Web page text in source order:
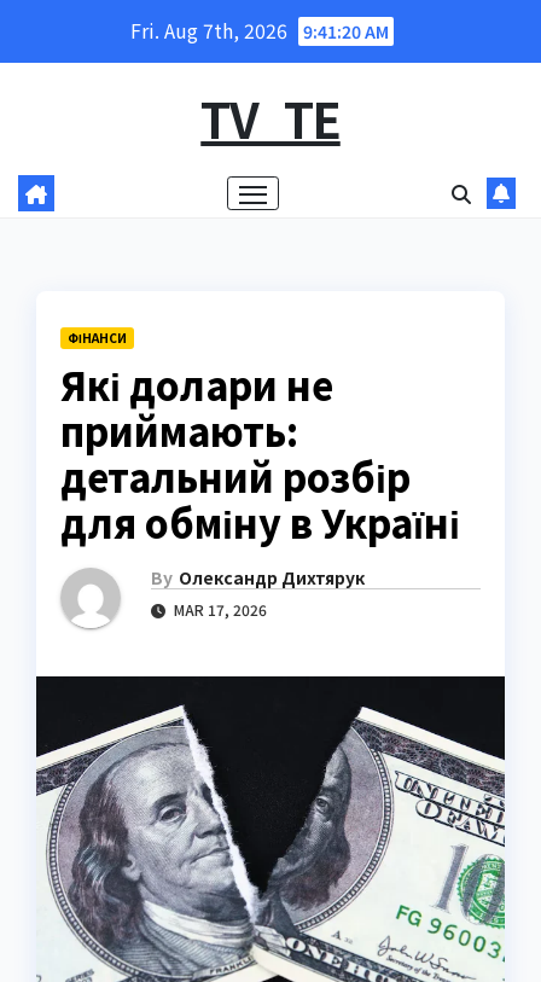
Fri. Aug 7th, 2026 9:41:21 AM
TV_TE
ФІНАНСИ
Які долари не
приймають:
детальний розбір
для обміну в Україні
By Олександр Дихтярук
MAR 17, 2026